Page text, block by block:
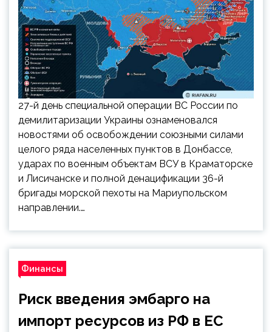
27-й день специальной операции ВС России по
демилитаризации Украины ознаменовался
новостями об освобождении союзными силами
целого ряда населенных пунктов в Донбассе,
ударах по военным объектам ВСУ в Краматорске
и Лисичанске и полной денацификации 36-й
бригады морской пехоты на Мариупольском
направлении.…
Финансы
Риск введения эмбарго на
импорт ресурсов из РФ в ЕС